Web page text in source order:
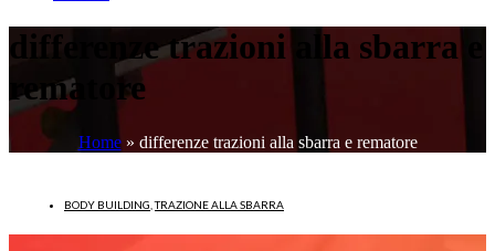
differenze trazioni alla sbarra e
rematore
Home» differenze trazioni alla sbarra e rematore
BODY BUILDING ,TRAZIONE ALLA SBARRA